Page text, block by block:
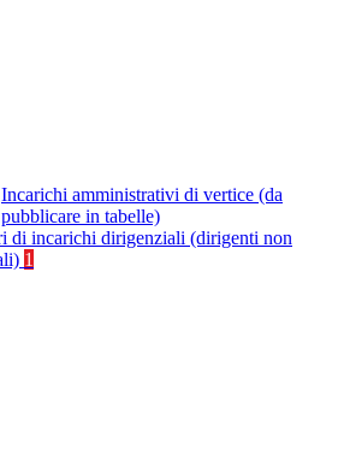
Incarichi amministrativi di vertice (da
pubblicare in tabelle)
di incarichi dirigenziali (dirigenti non
1